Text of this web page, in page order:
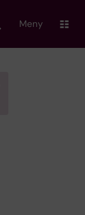
Meny